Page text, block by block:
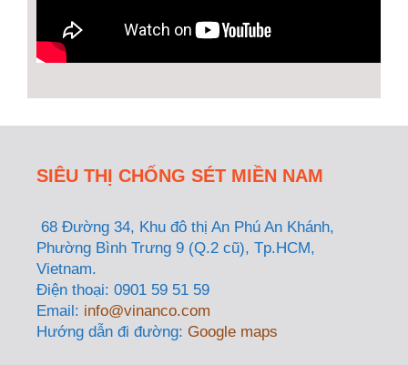
SIÊU THỊ CHỐNG SÉT MIỀN NAM
68 Đường 34, Khu đô thị An Phú An Khánh,
Phường Bình Trưng 9 (Q.2 cũ), Tp.HCM,
Vietnam.
Điện thoại: 0901 59 51 59
Email: info@vinanco.com
Hướng dẫn đi đường: Google maps